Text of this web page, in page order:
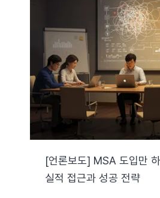
[언론보도] MSA 도입만
실적 접근과 성공 전략